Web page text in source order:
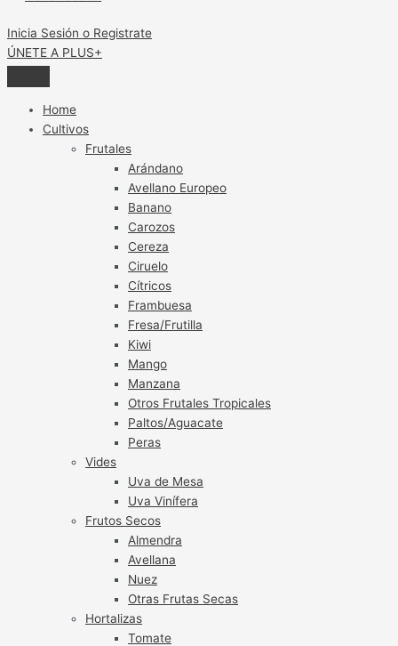
Inicia Sesión o Registrate
ÚNETE A PLUS+
Home
Cultivos
Frutales
Arándano
Avellano Europeo
Banano
Carozos
Cereza
Ciruelo
Cítricos
Frambuesa
Fresa/Frutilla
Kiwi
Mango
Manzana
Otros Frutales Tropicales
Paltos/Aguacate
Peras
Vides
Uva de Mesa
Uva Vinífera
Frutos Secos
Almendra
Avellana
Nuez
Otras Frutas Secas
Hortalizas
Tomate